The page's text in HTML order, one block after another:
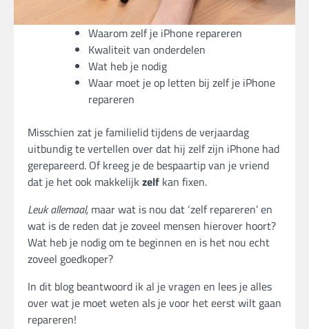
Waarom zelf je iPhone repareren
Kwaliteit van onderdelen
Wat heb je nodig
Waar moet je op letten bij zelf je iPhone
repareren
Misschien zat je familielid tijdens de verjaardag
uitbundig te vertellen over dat hij zelf zijn iPhone had
gerepareerd. Of kreeg je de bespaartip van je vriend
dat je het ook makkelijk zelf kan fixen.
Leuk allemaal, maar wat is nou dat ‘zelf repareren’ en
wat is de reden dat je zoveel mensen hierover hoort?
Wat heb je nodig om te beginnen en is het nou echt
zoveel goedkoper?
In dit blog beantwoord ik al je vragen en lees je alles
over wat je moet weten als je voor het eerst wilt gaan
repareren!